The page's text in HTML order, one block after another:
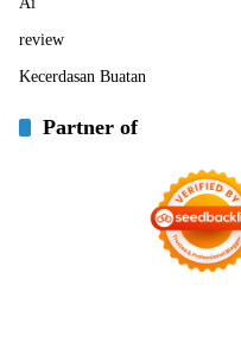
review
Kecerdasan Buatan
Partner of